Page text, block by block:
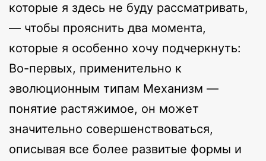
которые я здесь не буду рассматривать,
— чтобы прояснить два момента,
которые я особенно хочу подчеркнуть:
Во-первых, применительно к
эволюционным типам Механизм —
понятие растяжимое, он может
значительно совершенствоваться,
описывая все более развитые формы и